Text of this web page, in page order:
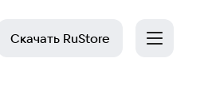
Скачать RuStore